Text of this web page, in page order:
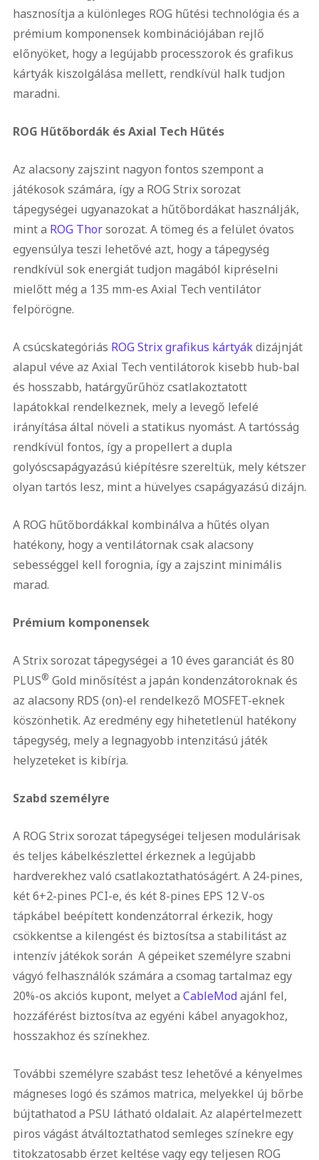
hasznosítja a különleges ROG hűtési technológia és a
prémium komponensek kombinációjában rejlő
előnyöket, hogy a legújabb processzorok és grafikus
kártyák kiszolgálása mellett, rendkívül halk tudjon
maradni.
ROG Hűtőbordák és Axial Tech Hűtés
Az alacsony zajszint nagyon fontos szempont a
játékosok számára, így a ROG Strix sorozat
tápegységei ugyanazokat a hűtőbordákat használják,
mint a ROG Thorsorozat. A tömeg és a felület óvatos
egyensúlya teszi lehetővé azt, hogy a tápegység
rendkívül sok energiát tudjon magából kipréselni
mielőtt még a 135 mm-es Axial Tech ventilátor
felpörögne.
A csúcskategóriás ROG Strix grafikus kártyákdizájnját
alapul véve az Axial Tech ventilátorok kisebb hub-bal
és hosszabb, határgyűrűhöz csatlakoztatott
lapátokkal rendelkeznek, mely a levegő lefelé
irányítása által növeli a statikus nyomást. A tartósság
rendkívül fontos, így a propellert a dupla
golyóscsapágyazású kiépítésre szereltük, mely kétszer
olyan tartós lesz, mint a hüvelyes csapágyazású dizájn.
A ROG hűtőbordákkal kombinálva a hűtés olyan
hatékony, hogy a ventilátornak csak alacsony
sebességgel kell forognia, így a zajszint minimális
marad.
Prémium komponensek
A Strix sorozat tápegységei a 10 éves garanciát és 80
PLUS® Gold minősítést a japán kondenzátoroknak és
az alacsony RDS (on)-el rendelkező MOSFET-eknek
köszönhetik. Az eredmény egy hihetetlenül hatékony
tápegység, mely a legnagyobb intenzitású játék
helyzeteket is kibírja.
Szabd személyre
A ROG Strix sorozat tápegységei teljesen modulárisak
és teljes kábelkészlettel érkeznek a legújabb
hardverekhez való csatlakoztathatóságért. A 24-pines,
két 6+2-pines PCI-e, és két 8-pines EPS 12 V-os
tápkábel beépített kondenzátorral érkezik, hogy
csökkentse a kilengést és biztosítsa a stabilitást az
intenzív játékok során A gépeiket személyre szabni
vágyó felhasználók számára a csomag tartalmaz egy
20%-os akciós kupont, melyet a CableModajánl fel,
hozzáférést biztosítva az egyéni kábel anyagokhoz,
hosszakhoz és színekhez.
További személyre szabást tesz lehetővé a kényelmes
mágneses logó és számos matrica, melyekkel új bőrbe
bújtathatod a PSU látható oldalait. Az alapértelmezett
piros vágást átváltoztathatod semleges színekre egy
titokzatosabb érzet keltése vagy egy teljesen ROG